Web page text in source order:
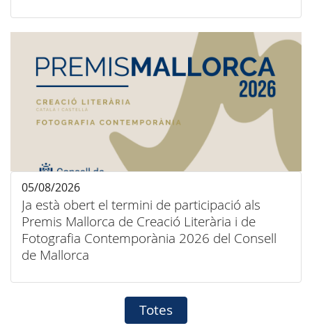
Ja està obert el termini de participació als
Premis Mallorca de Creació Literària i de
Fotografia Contemporània 2026 del Consell
de Mallorca
05/08/2026
Totes